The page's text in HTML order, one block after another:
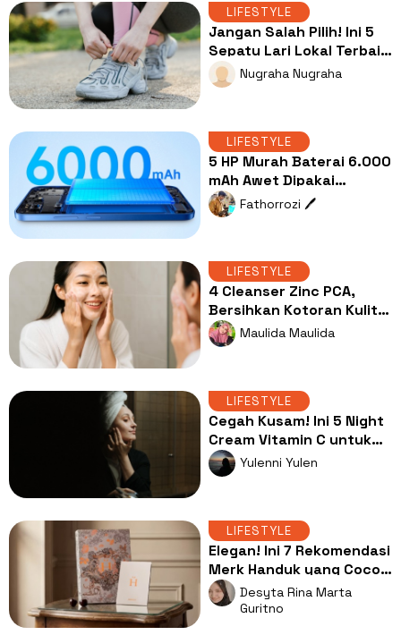
LIFESTYLE
Jangan Salah Pilih! Ini 5
Sepatu Lari Lokal Terbaik
untuk Daily Run
Nugraha Nugraha
LIFESTYLE
5 HP Murah Baterai 6.000
mAh Awet Dipakai
Seharian, Harga Mulai Rp1
Jutaan
Fathorrozi 🖊️
LIFESTYLE
4 Cleanser Zinc PCA,
Bersihkan Kotoran Kulit
Berminyak Tanpa Bikin
Ketarik
Maulida Maulida
LIFESTYLE
Cegah Kusam! Ini 5 Night
Cream Vitamin C untuk
Kulit Tampak Cerah
Merata
Yulenni Yulen
LIFESTYLE
Elegan! Ini 7 Rekomendasi
Merk Handuk yang Cocok
Jadi Souvenir dan
Hampers
Desyta Rina Marta
Guritno